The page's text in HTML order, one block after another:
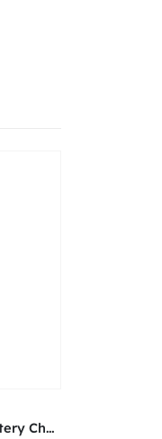
Tester baterii universal Battery Checker AA AAA C D 9V